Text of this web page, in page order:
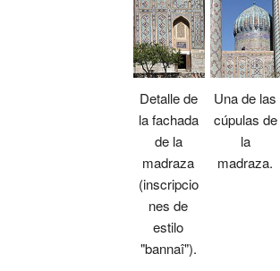
Detalle de
la fachada
de la
madraza
(inscripcio
nes de
estilo
"bannaî").
Una de las
cúpulas de
la
madraza.